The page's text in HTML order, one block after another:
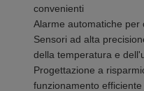
convenienti
Alarme automatiche per
Sensori ad alta
della temperatura e
Progettazione a
funzionamento efficiente